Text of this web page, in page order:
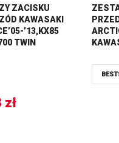
ZACISKU
KAWASAKI
’13,KX85
TWIN
zł